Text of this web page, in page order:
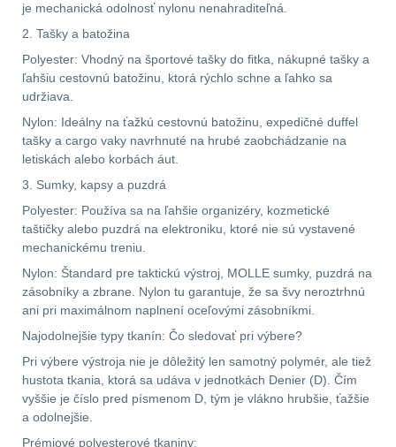
.40 .41 6
.44 .456
.357 .38 (9mm)
19116
AR104
Popruhy a poutka40
OPTIKY(145)
Zvětšovací moduly5
CQB21
je mechanická odolnosť nylonu nenahraditeľná.
2. Tašky a batožina
Polyester: Vhodný na športové tašky do fitka, nákupné tašky a
ľahšiu cestovnú batožinu, ktorá rýchlo schne a ľahko sa
udržiava.
Nylon: Ideálny na ťažkú cestovnú batožinu, expedičné duffel
tašky a cargo vaky navrhnuté na hrubé zaobchádzanie na
letiskách alebo korbách áut.
3. Sumky, kapsy a puzdrá
Polyester: Používa sa na ľahšie organizéry, kozmetické
taštičky alebo puzdrá na elektroniku, ktoré nie sú vystavené
mechanickému treniu.
Nylon: Štandard pre taktickú výstroj, MOLLE sumky, puzdrá na
zásobníky a zbrane. Nylon tu garantuje, že sa švy neroztrhnú
ani pri maximálnom naplnení oceľovými zásobníkmi.
Najodolnejšie typy tkanín: Čo sledovať pri výbere?
Pri výbere výstroja nie je dôležitý len samotný polymér, ale tiež
hustota tkania, ktorá sa udáva v jednotkách Denier (D). Čím
vyššie je číslo pred písmenom D, tým je vlákno hrubšie, ťažšie
a odolnejšie.
Prémiové polyesterové tkaniny: